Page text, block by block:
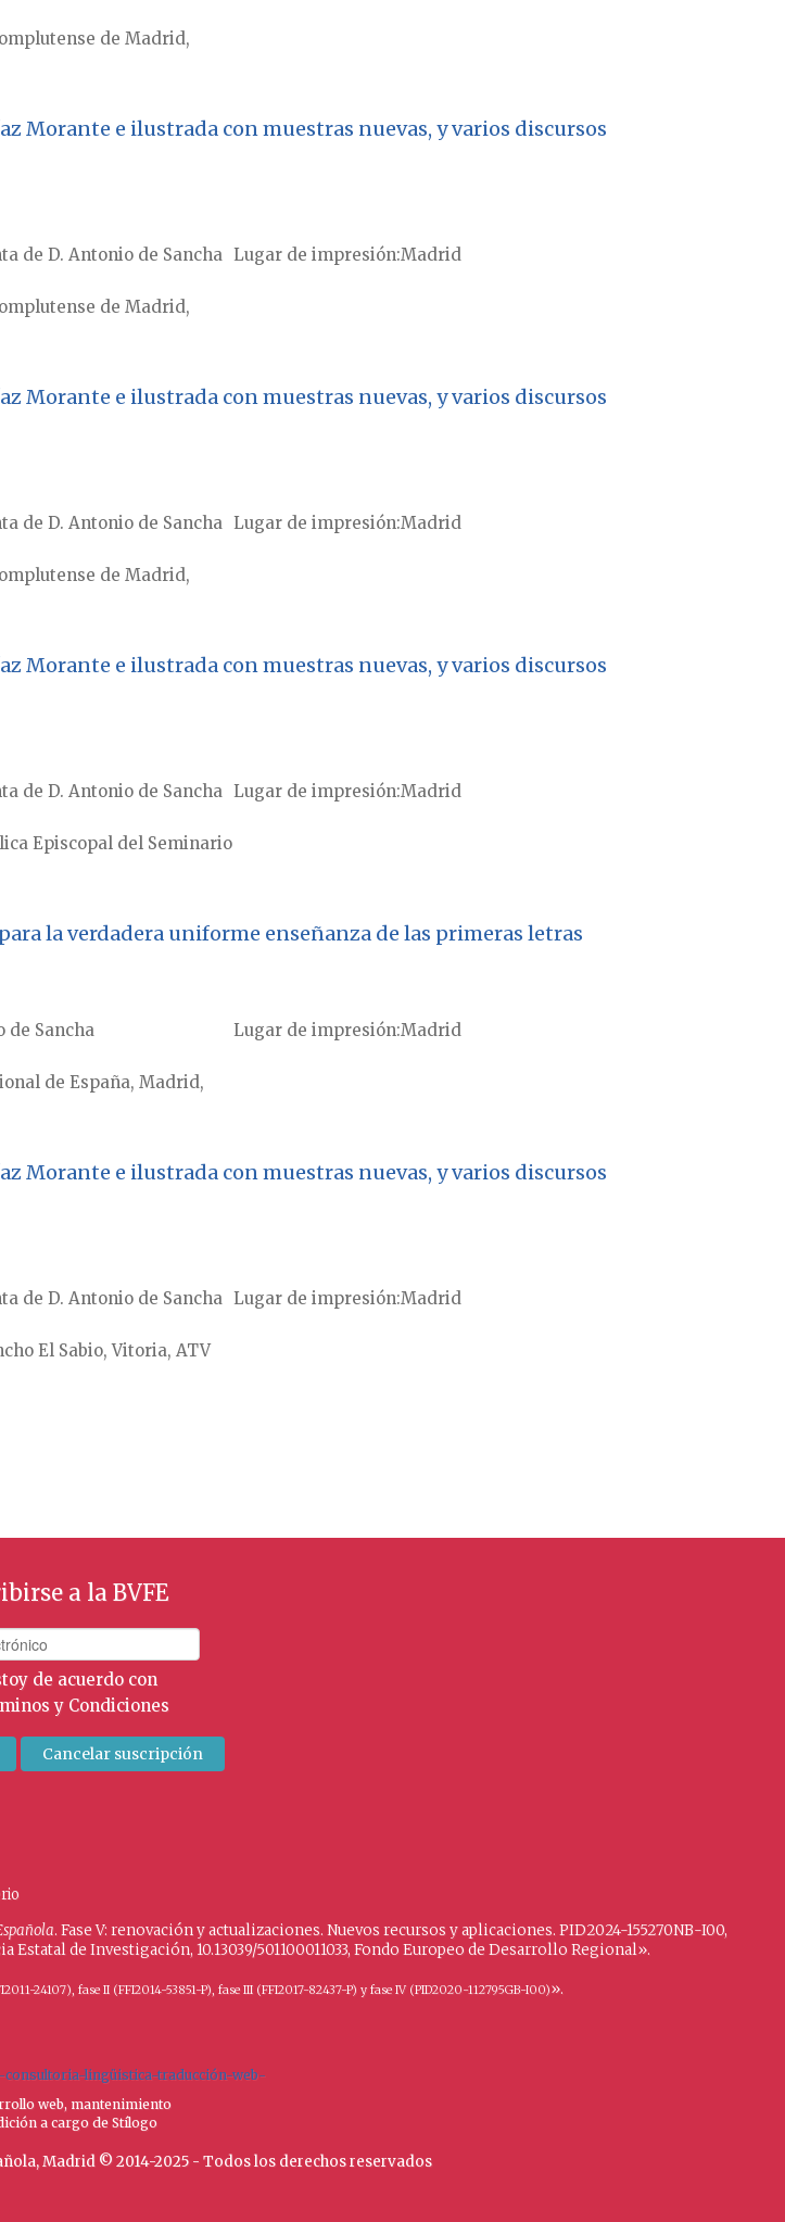
de Madrid,
Morante e ilustrada con muestras nuevas, y varios discursos
de D. Antonio de Sancha Lugar de impresión Madrid
de Madrid,
Morante e ilustrada con muestras nuevas, y varios discursos
de D. Antonio de Sancha Lugar de impresión Madrid
de Madrid,
Morante e ilustrada con muestras nuevas, y varios discursos
de D. Antonio de Sancha Lugar de impresión Madrid
Episcopal del Seminario
la verdadera uniforme enseñanza de las primeras letras
de Sancha Lugar de impresión Madrid
de España, Madrid,
Morante e ilustrada con muestras nuevas, y varios discursos
de D. Antonio de Sancha Lugar de impresión Madrid
El Sabio, Vitoria, ATV
a la BVFE
de acuerdo con
y Condiciones
. Fase V: renovación y actualizaciones. Nuevos recursos y aplicaciones. PID2024-155270NB-I00,
de Investigación, 10.13039/501100011033, Fondo Europeo de Desarrollo Regional».
24107), fase II (FFI2014-53851-P), fase III (FFI2017-82437-P) y fase IV (PID2020-112795GB-I00)».
web, mantenimiento
a cargo de Stílogo
Madrid © 2014-2025 - Todos los derechos reservados